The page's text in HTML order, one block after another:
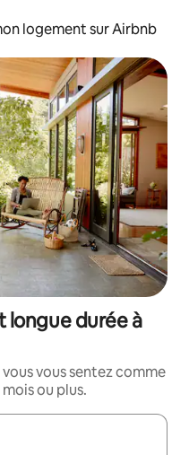
logement sur Airbnb
longue durée à
vous sentez comme
ou plus.
utilisez les flèches vers le